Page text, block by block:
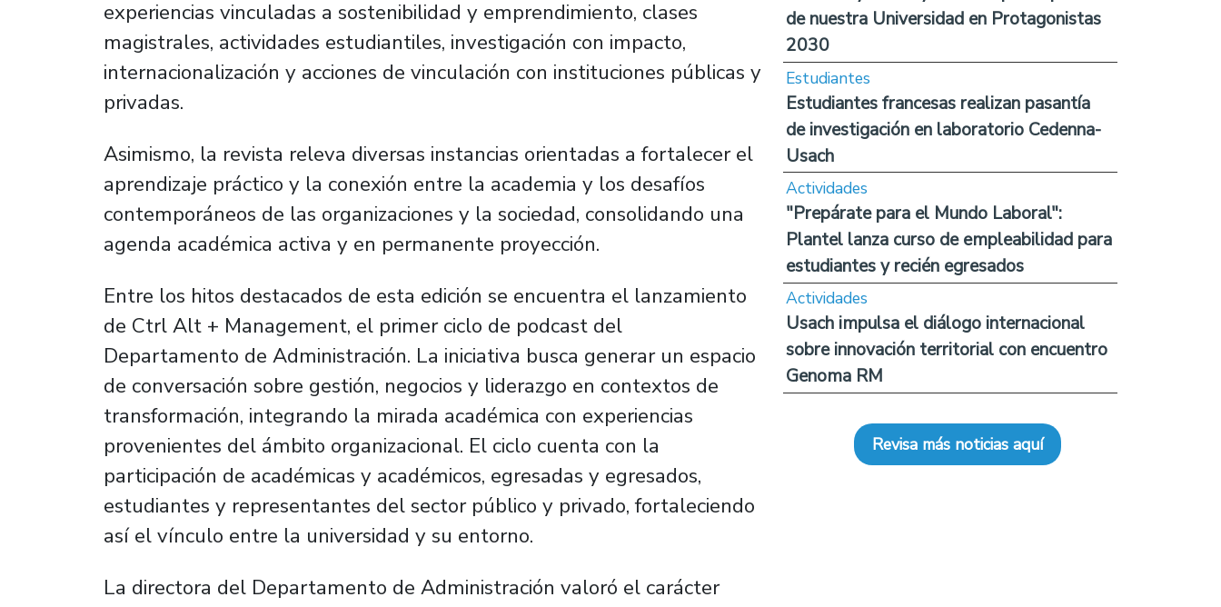
experiencias vinculadas a sostenibilidad y emprendimiento, clases
magistrales, actividades estudiantiles, investigación con impacto,
internacionalización y acciones de vinculación con instituciones públicas y
privadas.
Asimismo, la revista releva diversas instancias orientadas a fortalecer el
aprendizaje práctico y la conexión entre la academia y los desafíos
contemporáneos de las organizaciones y la sociedad, consolidando una
agenda académica activa y en permanente proyección.
Entre los hitos destacados de esta edición se encuentra el lanzamiento
de Ctrl Alt + Management, el primer ciclo de podcast del
Departamento de Administración. La iniciativa busca generar un espacio
de conversación sobre gestión, negocios y liderazgo en contextos de
transformación, integrando la mirada académica con experiencias
provenientes del ámbito organizacional. El ciclo cuenta con la
participación de académicas y académicos, egresadas y egresados,
estudiantes y representantes del sector público y privado, fortaleciendo
así el vínculo entre la universidad y su entorno.
La directora del Departamento de Administración valoró el carácter
de nuestra Universidad en Protagonistas
2030
Estudiantes
Estudiantes francesas realizan pasantía
de investigación en laboratorio Cedenna-
Usach
Actividades
"Prepárate para el Mundo Laboral":
Plantel lanza curso de empleabilidad para
estudiantes y recién egresados
Actividades
Usach impulsa el diálogo internacional
sobre innovación territorial con encuentro
Genoma RM
Revisa más noticias aquí